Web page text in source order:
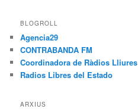
BLOGROLL
Agencia29
CONTRABANDA FM
Coordinadora de Ràdios Lliures
Radios Libres del Estado
ARXIUS